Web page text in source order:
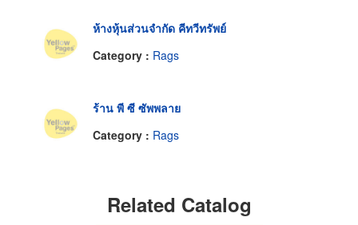
ห้างหุ้นส่วนจำกัด คีทวีทรัพย์
Category : Rags
ร้าน พี ซี ซัพพลาย
Category : Rags
Related Catalog